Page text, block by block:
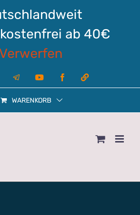
ab 40€
Verwerfen
Telegram YouTube FacebookLinktree
WARENKORB